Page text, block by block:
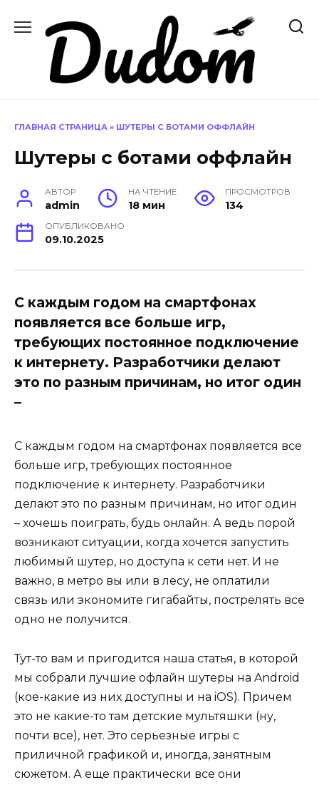
содержанию
ГЛАВНАЯ СТРАНИЦА » ШУТЕРЫ С БОТАМИ ОФФЛАЙН
Шутеры с ботами оффлайн
АВТОР
admin
НА ЧТЕНИЕ
18 мин
ПРОСМОТРОВ
134
ОПУБЛИКОВАНО
09.10.2025
С каждым годом на смартфонах
появляется все больше игр,
требующих постоянное подключение
к интернету. Разработчики делают
это по разным причинам, но итог один
–
С каждым годом на смартфонах появляется все
больше игр, требующих постоянное
подключение к интернету. Разработчики
делают это по разным причинам, но итог один
– хочешь поиграть, будь онлайн. А ведь порой
возникают ситуации, когда хочется запустить
любимый шутер, но доступа к сети нет. И не
важно, в метро вы или в лесу, не оплатили
связь или экономите гигабайты, пострелять все
одно не получится.
Тут-то вам и пригодится наша статья, в которой
мы собрали лучшие офлайн шутеры на Android
(кое-какие из них доступны и на iOS). Причем
это не какие-то там детские мультяшки (ну,
почти все), нет. Это серьезные игры с
приличной графикой и, иногда, занятным
сюжетом. А еще практически все они